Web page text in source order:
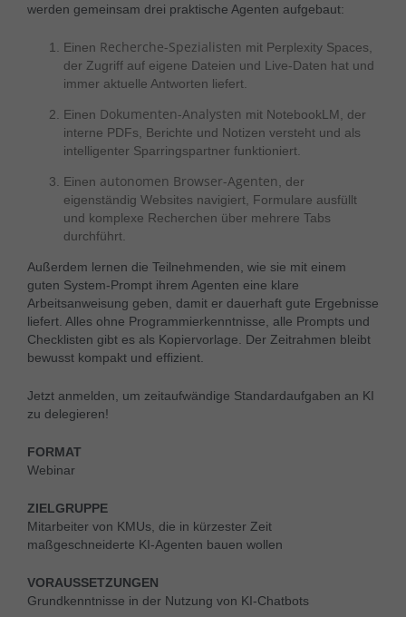
werden gemeinsam drei praktische Agenten aufgebaut:
Einen Recherche-Spezialisten mit Perplexity Spaces,
der Zugriff auf eigene Dateien und Live-Daten hat und
immer aktuelle Antworten liefert.
Einen Dokumenten-Analysten mit NotebookLM, der
interne PDFs, Berichte und Notizen versteht und als
intelligenter Sparringspartner funktioniert.
Einen autonomen Browser-Agenten, der
eigenständig Websites navigiert, Formulare ausfüllt
und komplexe Recherchen über mehrere Tabs
durchführt.
Außerdem lernen die Teilnehmenden, wie sie mit einem
guten System-Prompt ihrem Agenten eine klare
Arbeitsanweisung geben, damit er dauerhaft gute Ergebnisse
liefert. Alles ohne Programmierkenntnisse, alle Prompts und
Checklisten gibt es als Kopiervorlage. Der Zeitrahmen bleibt
bewusst kompakt und effizient.
Jetzt anmelden, um zeitaufwändige Standardaufgaben an KI
zu delegieren!
FORMAT
Webinar
ZIELGRUPPE
Mitarbeiter von KMUs, die in kürzester Zeit
maßgeschneiderte KI-Agenten bauen wollen
VORAUSSETZUNGEN
Grundkenntnisse in der Nutzung von KI-Chatbots